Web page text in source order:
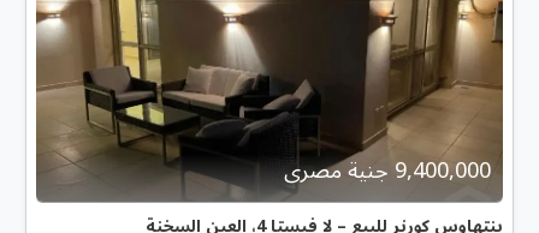
9,400,000 جنية مصرى
بنتهاوس كورنر للبيع – لا فيستا 4، العين السخنة